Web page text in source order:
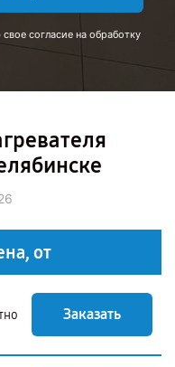
согласие на обработку
от
Заказать